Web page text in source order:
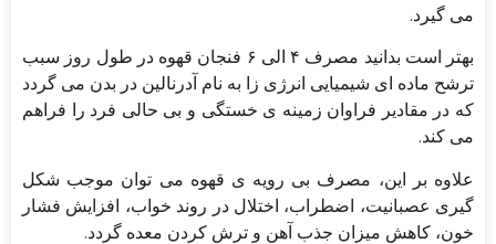
می گیرد.
بهتر است بدانید مصرف ۴ الی ۶ فنجان قهوه در طول روز سبب
ترشح ماده ای شیمیایی انرژی زا به نام آدرنالین در بدن می گردد
که در مقادیر فراوان زمینه ی خستگی و بی حالی فرد را فراهم
می کند.
علاوه بر این، مصرف بی رویه ی قهوه می توان موجب شکل
گیری عصبانیت، اضطراب، اختلال در روند خواب، افزایش فشار
خون، کاهش میزان جذب آهن و ترش کردن معده گردد.